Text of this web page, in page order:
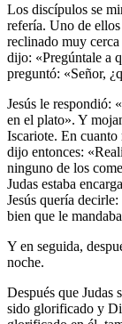
Los discípulos se
refería. Uno de ellos
reclinado muy
dijo: «Pregúntale a
preguntó: «Señor,
Jesús le respondió:
en el plato». Y
Iscariote. En cuanto
dijo entonces:
ninguno de los
Judas estaba
Jesús quería
bien que le
Y en seguida,
noche.
Después que Judas
sido glorificado y